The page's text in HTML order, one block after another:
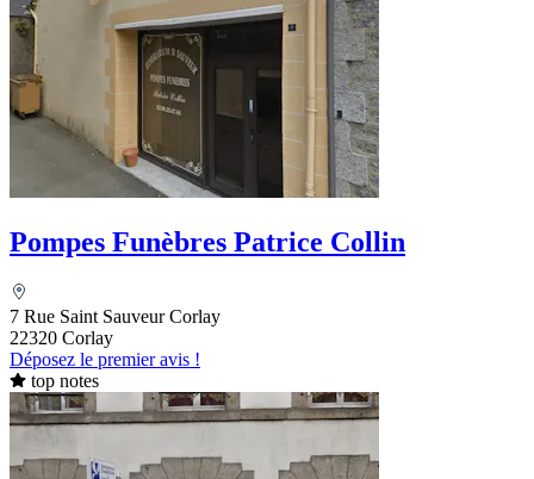
Pompes Funèbres Patrice Collin
7 Rue Saint Sauveur Corlay
22320 Corlay
Déposez le premier avis !
top notes